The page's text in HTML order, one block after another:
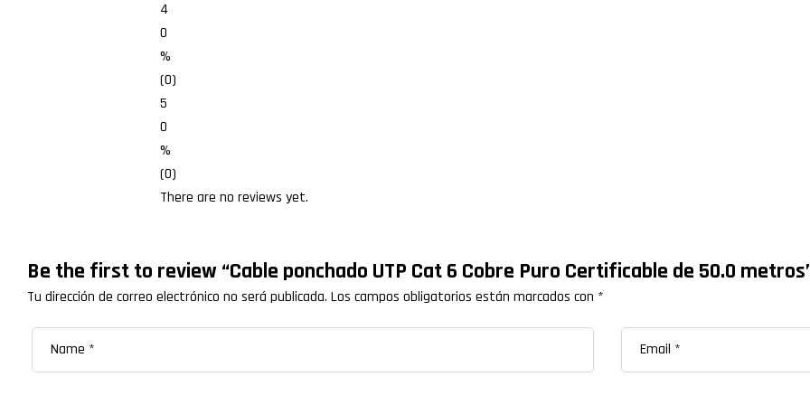
4
0
%
(0)
5
0
%
(0)
There are no reviews yet.
Be the first to review “Cable ponchado UTP Cat 6 Cobre Puro Certificable de 50.0
Tu dirección de correo electrónico no será publicada. Los campos obligatorios están marcados con *